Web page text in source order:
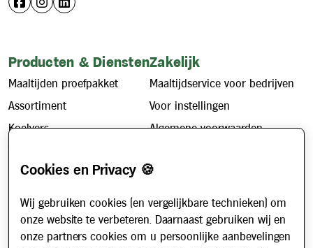
Producten & Diensten
Maaltijden proefpakket
Assortiment
Koelvers
Zakelijk
Maaltijdservice voor bedrijven
Voor instellingen
Algemene voorwaarden
Cookiebeleid
Klantenservice & Info
Hoe werkt het?
Cookies en Privacy 🍪
Wij gebruiken cookies (en vergelijkbare technieken) om
onze website te verbeteren. Daarnaast gebruiken wij en
onze partners cookies om u persoonlijke aanbevelingen